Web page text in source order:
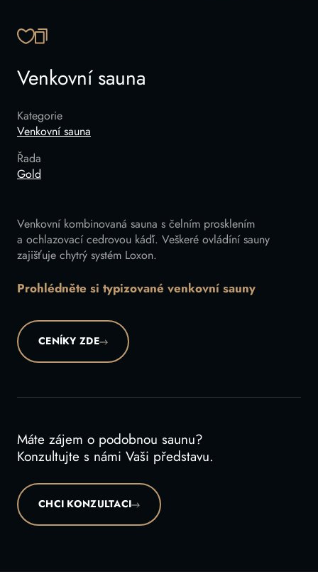
ZKOPÍROVAT ODKAZ
Venkovní sauna
Kategorie
Venkovní sauna
Řada
Gold
Venkovní kombinovaná sauna s čelním prosklením
a ochlazovací cedrovou káďí. Veškeré ovládíní sauny
zajišťuje chytrý systém Loxon.
Prohlédněte si typizované venkovní sauny
CENÍKY ZDE
Máte zájem o podobnou saunu?
Konzultujte s námi Vaši představu.
CHCI KONZULTACI